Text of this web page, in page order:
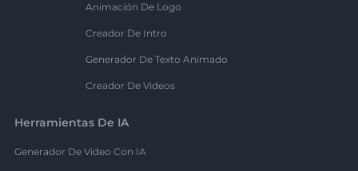
Animación De Logo
Creador De Intro
Generador De Texto Animado
Creador De Videos
Herramientas De IA
Generador De Video Con IA